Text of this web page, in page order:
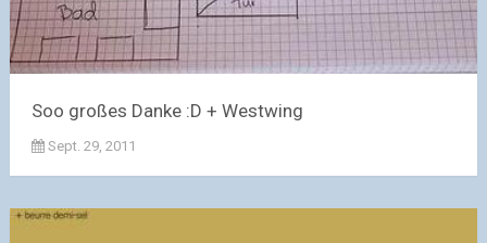
Soo großes Danke :D + Westwing
Sept. 29, 2011